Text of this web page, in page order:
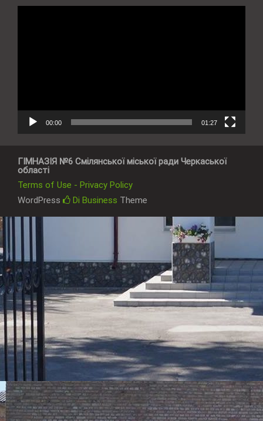
00:00 01:27
ГІМНАЗІЯ №6 Смілянської міської ради Черкаської
області
Terms of Use - Privacy Policy
WordPress
Di Business Theme